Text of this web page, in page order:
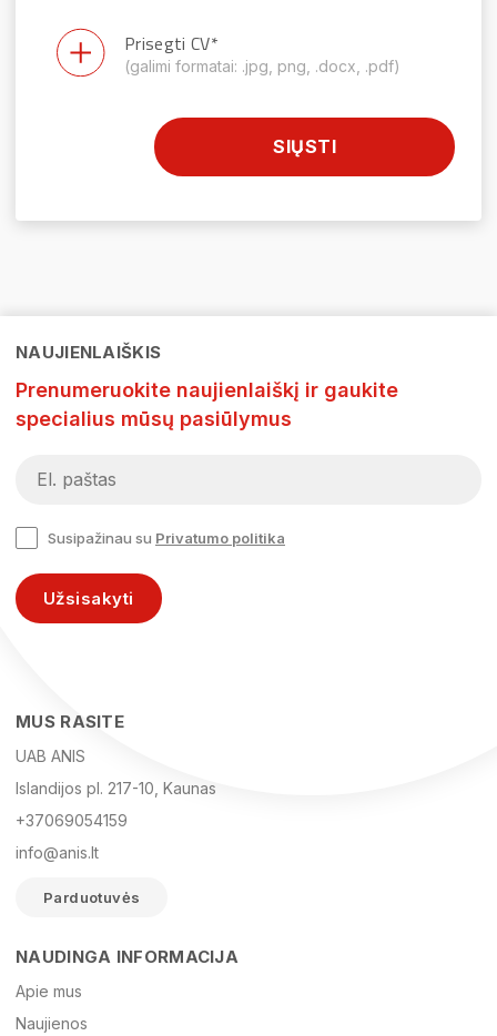
Prisegti CV*
(galimi formatai: .jpg, png, .docx, .pdf)
SIŲSTI
NAUJIENLAIŠKIS
Prenumeruokite naujienlaiškį ir gaukite
specialius mūsų pasiūlymus
Susipažinau su Privatumo politika
Užsisakyti
MUS RASITE
UAB ANIS
Islandijos pl. 217-10, Kaunas
+37069054159
info@anis.lt
Parduotuvės
NAUDINGA INFORMACIJA
Apie mus
Naujienos